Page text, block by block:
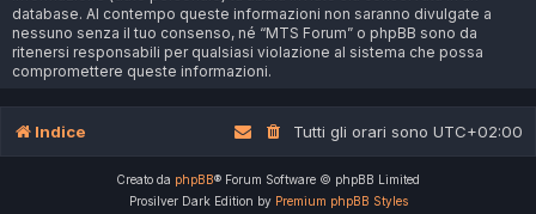
database. Al contempo queste informazioni non saranno divulgate a
nessuno senza il tuo consenso, né “MTS Forum” o phpBB sono da
ritenersi responsabili per qualsiasi violazione al sistema che possa
compromettere queste informazioni.
Indice Tutti gli orari sono UTC+02:00
Creato da phpBB® Forum Software © phpBB Limited
Prosilver Dark Edition by Premium phpBB Styles